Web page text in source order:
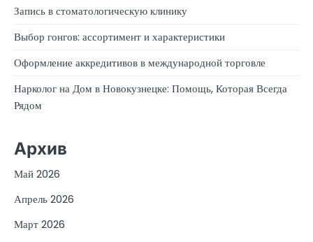
Запись в стоматологическую клинику
Выбор гонгов: ассортимент и характеристики
Оформление аккредитивов в международной торговле
Нарколог на Дом в Новокузнецке: Помощь, Которая Всегда
Рядом
Архив
Май 2026
Апрель 2026
Март 2026